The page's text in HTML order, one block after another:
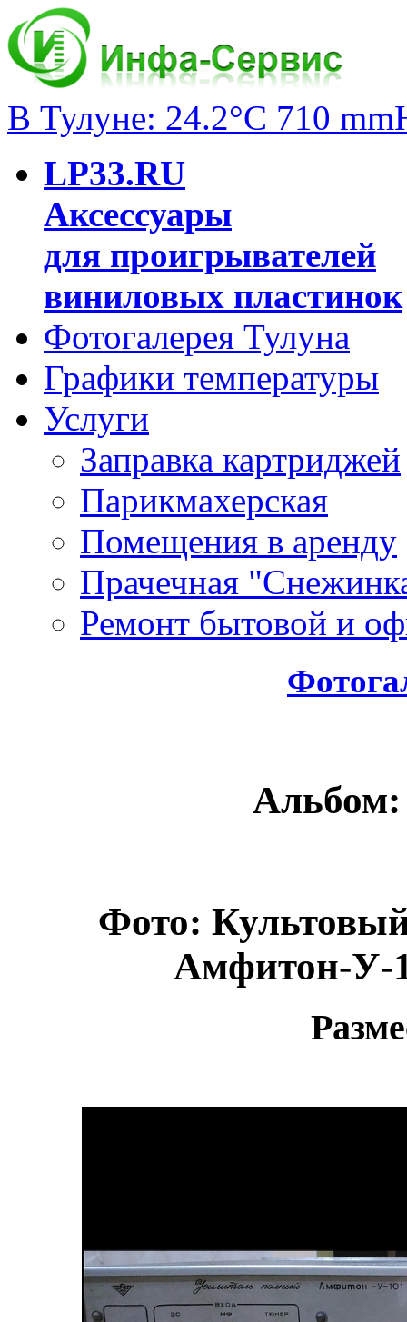
В Тулуне: 24.2°C 710
LP33.RU
Аксессуары
для проигрывателей
виниловых пластинок
Фотогалерея Тулуна
Графики температуры
Услуги
Заправка картриджей
Парикмахерская
Помещения в аренду
Прачечная
Ремонт бытовой и
Фото:
Амфитон-У-